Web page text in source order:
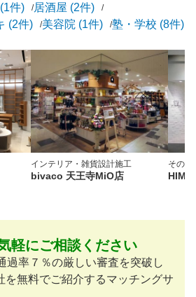
件)
居酒屋 (2件)
(2件)
美容院 (1件) 塾・学校 (8件)
インテリア・雑貨設計施工
bivaco 天王寺MiO店
その他
軽にご相談ください
過率７％の厳しい審査を突破し
を無料でご紹介するマッチングサ